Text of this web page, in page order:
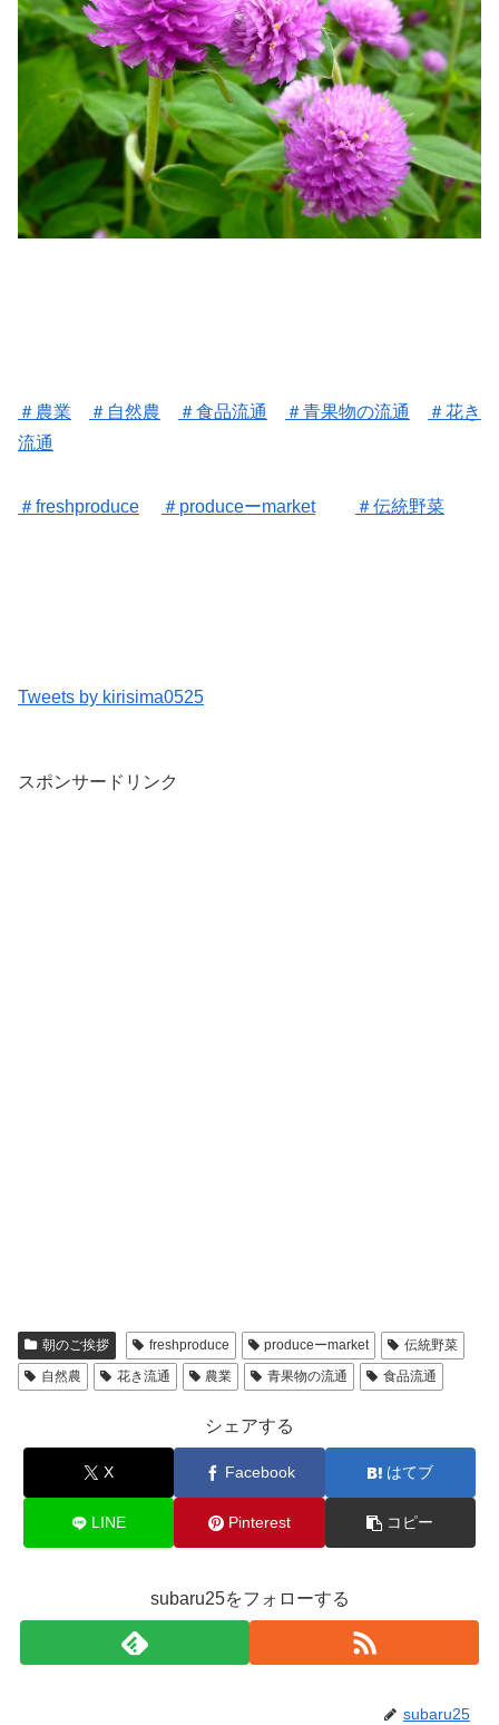
＃ 農業 ＃ 自然農 ＃食品流通 ＃青果物の流通
＃花き
流通
＃freshproduce ＃ produceーmarket ＃伝統野菜
Tweets by kirisima0525
スポンサードリンク
朝のご挨拶 freshproduce produceーmarket
伝統野菜
自然農
花き流通 農業 青果物の流通 食品流通
シェアする
X Facebook はてブ
LINE Pinterest コピー
subaru25をフォローする
subaru25